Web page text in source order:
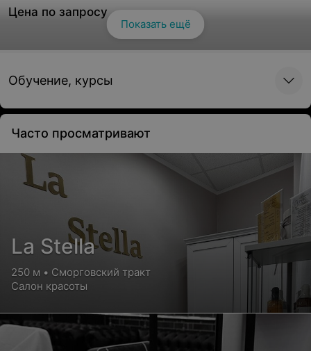
Цена по запросу
Цена по запросу
1 фото
Депиляция голеней
Цена по запросу
Смотреть все
Показать ещё
Обучение, курсы
Часто просматривают
La Stella
250 м • Сморговский тракт
Салон красоты